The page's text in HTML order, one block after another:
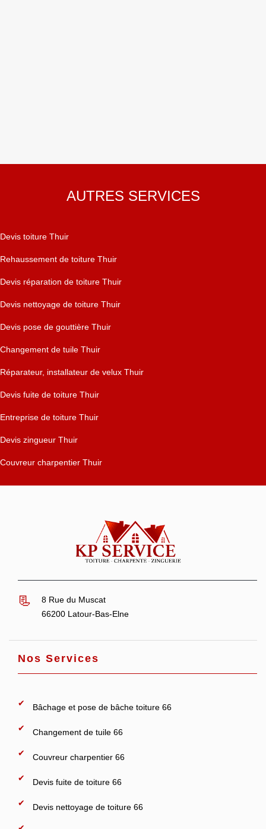
AUTRES SERVICES
Devis toiture Thuir
Rehaussement de toiture Thuir
Devis réparation de toiture Thuir
Devis nettoyage de toiture Thuir
Devis pose de gouttière Thuir
Changement de tuile Thuir
Réparateur, installateur de velux Thuir
Devis fuite de toiture Thuir
Entreprise de toiture Thuir
Devis zingueur Thuir
Couvreur charpentier Thuir
8 Rue du Muscat
66200 Latour-Bas-Elne
Nos Services
Bâchage et pose de bâche toiture 66
Changement de tuile 66
Couvreur charpentier 66
Devis fuite de toiture 66
Devis nettoyage de toiture 66